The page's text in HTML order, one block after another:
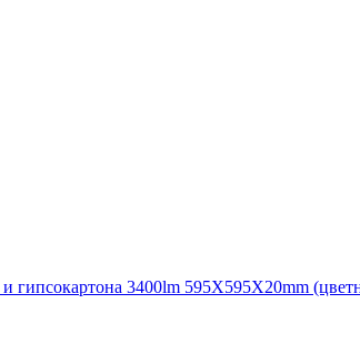
3400lm 595X595X20mm